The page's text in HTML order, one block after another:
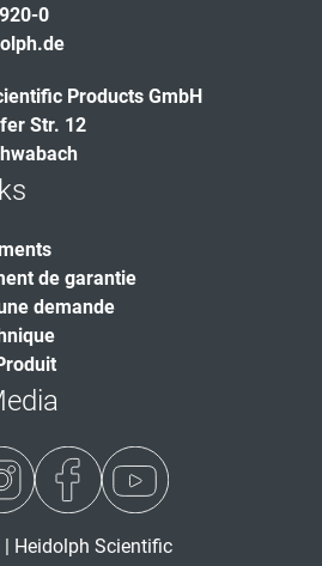
0
Products GmbH
Str. 12
de garantie
demande
Heidolph Scientific